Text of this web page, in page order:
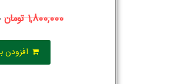
1,800,000تومان
افزودن